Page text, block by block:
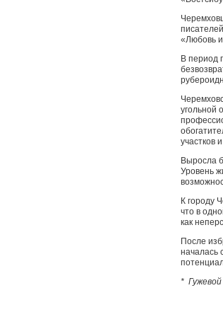
«Любовь
В период
угольной
участков
Выросла
Уровень
К городу
что в
как
После
началась
* Гужевой